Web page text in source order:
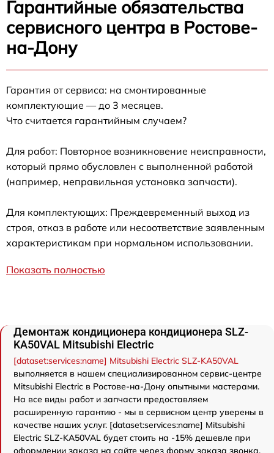
Гарантийные обязательства
сервисного центра в Ростове-
на-Дону
Гарантия от сервиса: на смонтированные
комплектующие — до 3 месяцев.
Что считается гарантийным случаем?
Для работ: Повторное возникновение неисправности,
который прямо обусловлен с выполненной работой
(например, неправильная установка запчасти).
Для комплектующих: Преждевременный выход из
строя, отказ в работе или несоответствие заявленным
характеристикам при нормальном использовании.
Показать полностью
Демонтаж кондиционера кондиционера SLZ-
KA50VAL Mitsubishi Electric
[dataset:services:name] Mitsubishi Electric SLZ-KA50VAL
выполняется в нашем специализированном сервис-центре
Mitsubishi Electric в Ростове-на-Дону опытными мастерами.
На все виды работ и запчасти предоставляем
расширенную гарантию - мы в сервисном центр уверены в
качестве наших услуг. [dataset:services:name] Mitsubishi
Electric SLZ-KA50VAL будет стоить на -15% дешевле при
оформлении заказа на сайте через форму заказа звонка.